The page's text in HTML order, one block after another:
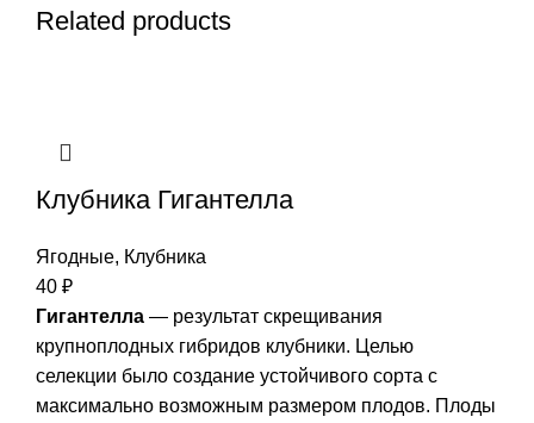
Related products
Клубника Гигантелла
Ягодные, Клубника
40 ₽
Гигантелла — результат скрещивания
крупноплодных гибридов клубники. Целью
селекции было создание устойчивого сорта с
максимально возможным размером плодов. Плоды